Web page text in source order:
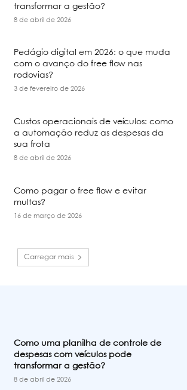
transformar a gestão?
8 de abril de 2026
Pedágio digital em 2026: o que muda
com o avanço do free flow nas
rodovias?
3 de fevereiro de 2026
Custos operacionais de veículos: como
a automação reduz as despesas da
sua frota
8 de abril de 2026
Como pagar o free flow e evitar
multas?
16 de março de 2026
Carregar mais
Como uma planilha de controle de
despesas com veículos pode
transformar a gestão?
8 de abril de 2026